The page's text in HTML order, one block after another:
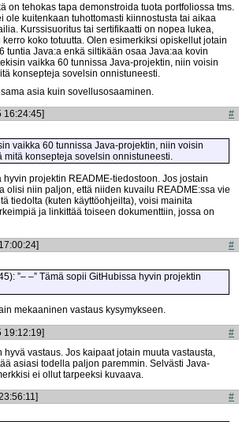
on tehokas tapa demonstroida tuota portfoliossa tms.
ole kuitenkaan tuhottomasti kiinnostusta tai aikaa
Kurssisuoritus tai sertifikaatti on nopea lukea,
koko totuutta. Olen esimerkiksi opiskellut jotain
tuntia Java:a enkä siltikään osaa Java:aa kovin
vaikka 60 tunnissa Java-projektin, niin voisin
konsepteja sovelsin onnistuneesti.
asia kuin sovellusosaaminen.
16:24:45] #
vaikka 60 tunnissa Java-projektin, niin voisin
mitä konsepteja sovelsin onnistuneesti.
hyvin projektin README-tiedostoon. Jos jostain
olisi niin paljon, että niiden kuvailu README:ssa vie
tiedolta (kuten käyttöohjeilta), voisi mainita
ja linkittää toiseen dokumenttiin, jossa on
#
”– –” Tämä sopii GitHubissa hyvin projektin
mekaaninen vastaus kysymykseen.
19:12:19]
#
vastaus. Jos kaipaat jotain muuta vastausta,
asiasi todella paljon paremmin. Selvästi Java-
ei ollut tarpeeksi kuvaava.
#